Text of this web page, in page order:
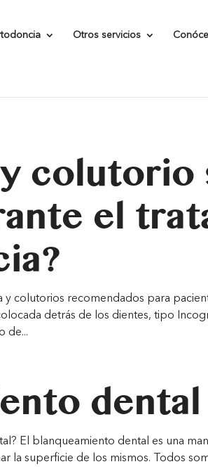
Otros servicios
colutorio
el
colutorios recomendados para
detrás de los dientes, tipo
de...
dental
El blanqueamiento dental es una
la superficie de los mismos. Todos